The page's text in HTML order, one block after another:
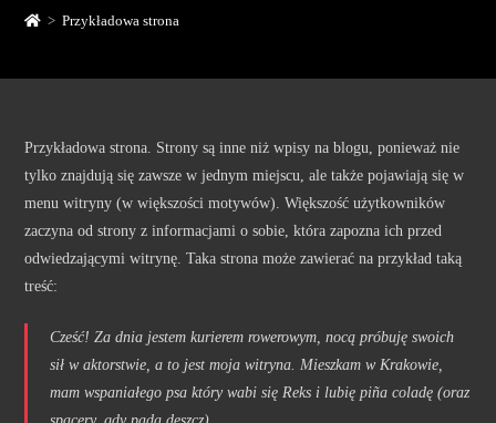
> Przykładowa strona
Przykładowa strona. Strony są inne niż wpisy na blogu, ponieważ nie
tylko znajdują się zawsze w jednym miejscu, ale także pojawiają się w
menu witryny (w większości motywów). Większość użytkowników
zaczyna od strony z informacjami o sobie, która zapozna ich przed
odwiedzającymi witrynę. Taka strona może zawierać na przykład taką
treść:
Cześć! Za dnia jestem kurierem rowerowym, nocą próbuję swoich
sił w aktorstwie, a to jest moja witryna. Mieszkam w Krakowie,
mam wspaniałego psa który wabi się Reks i lubię piña coladę (oraz